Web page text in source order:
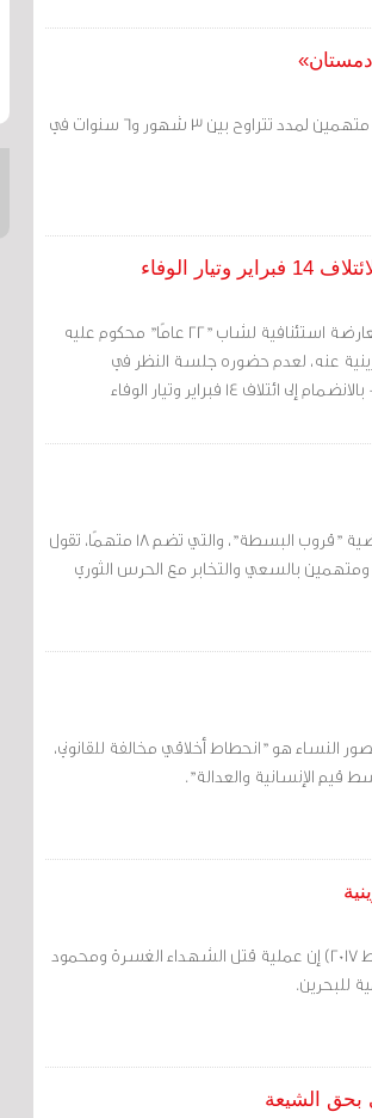
قضت المحكمة الكبرى الجنائية الرابعة بسجن 9 متهمين لمدد تتراوح بين 3 شهور و6 سنوات في
اعتبرت محكمة الاستئناف العليا الجنائية الأولى معارضة استئنافية لشاب "22 عامًا" محكوم عليه
البحرينية عنه، لعدم حضوره جلسة النظر في
معارضته؛ وذلك لإدانته وآخر -سبق الحكم عليه- بالانضمام إلى ائتلاف 14 فبراير وتيار الوفاء
حجزت المحكمة الكبرى الجنائية الرابعة النظر بقضية "قروب البسطة"، والتي تضم 18 متهمًا، تقول
ومتهمين بالسعي والتخابر مع الحرس الثوري
النساء هو "انحطاط أخلاقي مخالفة للقانوني،
قيم الإنسانية والعدالة".
قال تيار الوفاء الإسلامي الجمعة (10 فبراير/ شباط 2017) إن عملية قتل الشهداء الغسرة ومحمود
للبحرين.
بحق الشيعة